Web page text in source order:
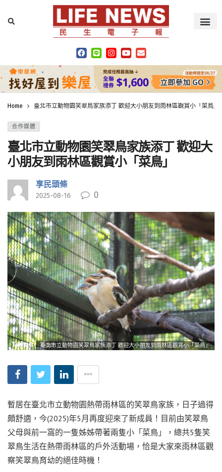
Home 臺北市立動物園笑翠鳥家族添丁 歡迎大小朋友到雨林區觀賞小「菜鳥」
合作媒體
臺北市立動物園笑翠鳥家族添丁 歡迎大
小朋友到雨林區觀賞小「菜鳥」
享民頭條
2025-08-16 0
臺北市立動物園笑翠鳥家族添丁 歡迎大小朋友到雨林區觀賞小「菜鳥」
暫居在臺北市立動物園熱帶雨林區的笑翠鳥家族，日子過得
頗舒適，今(2025)年5月再度迎來了新成員！目前由笑翠鳥
父母與前一窩的一隻姊姊帶著兩隻小「菜鳥」，總共5隻笑
翠鳥生活在熱帶雨林區的戶外活動場，恰是大家來雨林區觀
察笑翠鳥育幼的絕佳時機！